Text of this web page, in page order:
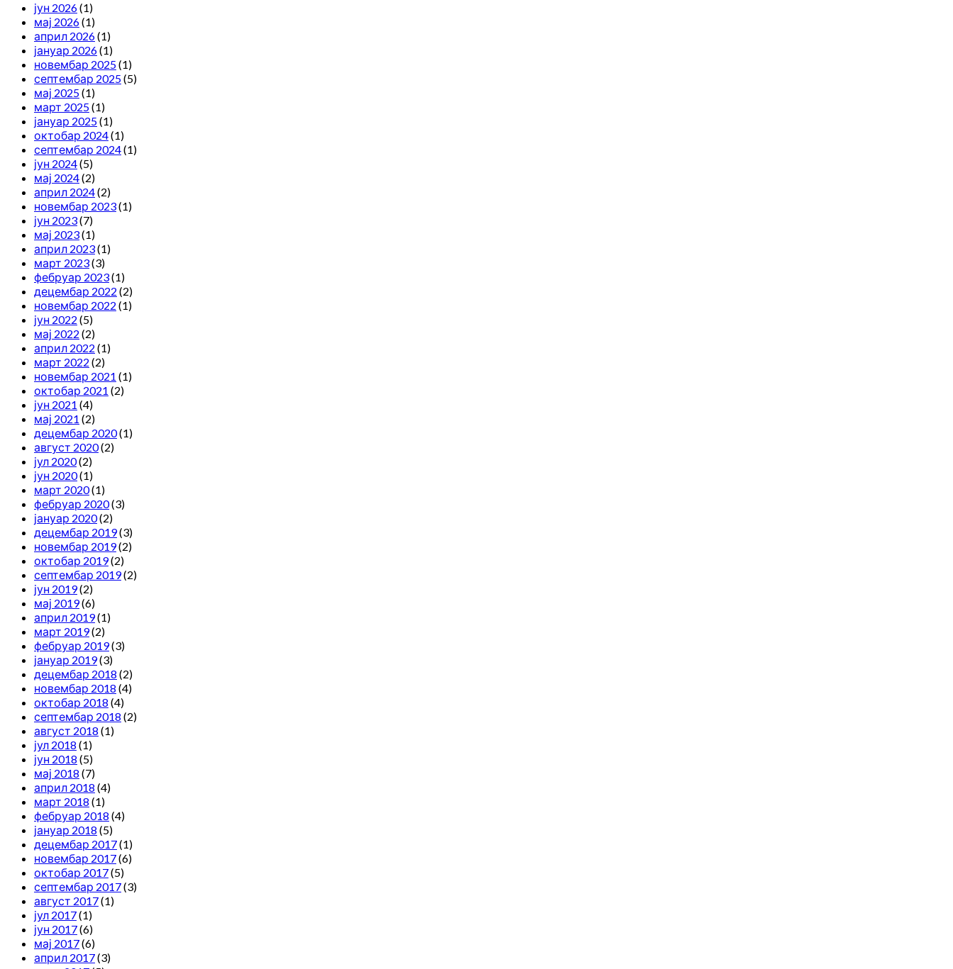
јун 2026(1)
мај 2026(1)
април 2026(1)
јануар 2026(1)
новембар 2025(1)
септембар 2025(5)
мај 2025(1)
март 2025(1)
јануар 2025(1)
октобар 2024(1)
септембар 2024(1)
јун 2024(5)
мај 2024(2)
април 2024(2)
новембар 2023(1)
јун 2023(7)
мај 2023(1)
април 2023(1)
март 2023(3)
фебруар 2023(1)
децембар 2022 (2)
новембар 2022 (1)
јун 2022 (5)
мај 2022 (2)
април 2022 (1)
март 2022 (2)
новембар 2021 (1)
октобар 2021 (2)
јун 2021 (4)
мај 2021 (2)
децембар 2020(1)
август 2020(2)
јул 2020(2)
јун 2020(1)
март 2020(1)
фебруар 2020(3)
јануар 2020(2)
децембар 2019(3)
новембар 2019(2)
октобар 2019(2)
септембар 2019(2)
јун 2019(2)
мај 2019(6)
април 2019(1)
март 2019(2)
фебруар 2019(3)
јануар 2019(3)
децембар 2018 (2)
новембар 2018 (4)
октобар 2018 (4)
септембар 2018 (2)
август 2018 (1)
јул 2018 (1)
јун 2018 (5)
мај 2018 (7)
април 2018 (4)
март 2018 (1)
фебруар 2018 (4)
јануар 2018 (5)
децембар 2017(1)
новембар 2017(6)
октобар 2017(5)
септембар 2017(3)
август 2017(1)
јул 2017(1)
јун 2017(6)
мај 2017(6)
април 2017(3)